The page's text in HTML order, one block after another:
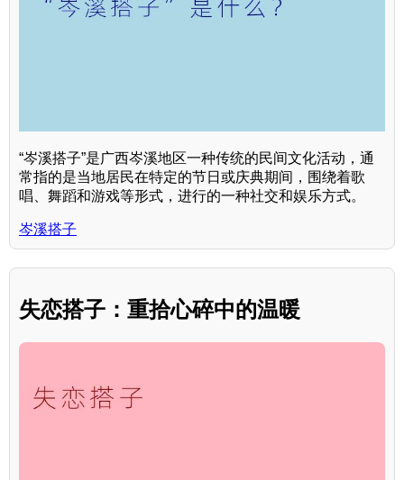
“岑溪搭子”是广西岑溪地区一种传统的民间文化活动，通
常指的是当地居民在特定的节日或庆典期间，围绕着歌
唱、舞蹈和游戏等形式，进行的一种社交和娱乐方式。
岑溪搭子
失恋搭子：重拾心碎中的温暖